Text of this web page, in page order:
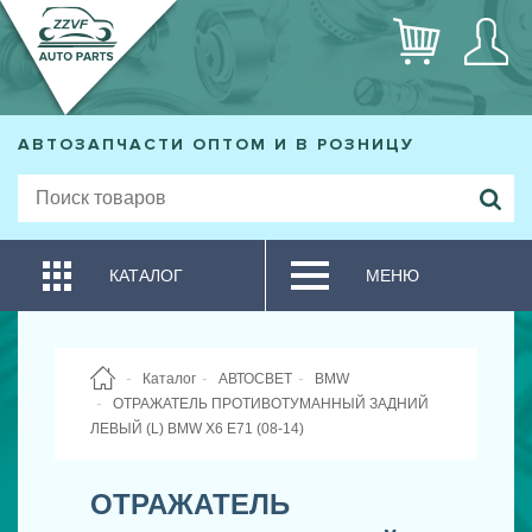
АВТОЗАПЧАСТИ ОПТОМ И В РОЗНИЦУ
КАТАЛОГ МЕНЮ
Каталог АВТОСВЕТ
BMW
ОТРАЖАТЕЛЬ ПРОТИВОТУМАННЫЙ ЗАДНИЙ
ЛЕВЫЙ (L) BMW X6 E71 (08-14)
ОТРАЖАТЕЛЬ